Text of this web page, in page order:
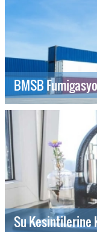
BMSB
Su Kesintilerine